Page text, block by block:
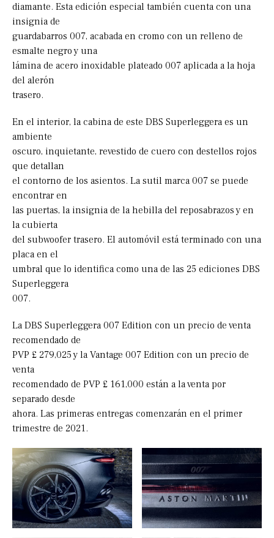
diamante. Esta edición especial también cuenta con una
insignia de
guardabarros 007, acabada en cromo con un relleno de
esmalte negro y una
lámina de acero inoxidable plateado 007 aplicada a la hoja
del alerón
trasero.
En el interior, la cabina de este DBS Superleggera es un
ambiente
oscuro, inquietante, revestido de cuero con destellos rojos
que detallan
el contorno de los asientos. La sutil marca 007 se puede
encontrar en
las puertas, la insignia de la hebilla del reposabrazos y en
la cubierta
del subwoofer trasero. El automóvil está terminado con una
placa en el
umbral que lo identifica como una de las 25 ediciones DBS
Superleggera
007.
La DBS Superleggera 007 Edition con un precio de venta
recomendado de
PVP £ 279,025 y la Vantage 007 Edition con un precio de
venta
recomendado de PVP £ 161,000 están a la venta por
separado desde
ahora. Las primeras entregas comenzarán en el primer
trimestre de 2021.